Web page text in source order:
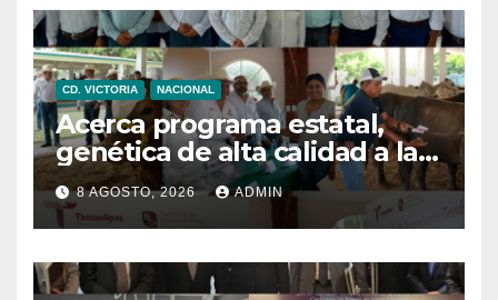
CD. VICTORIA NACIONAL
Acerca programa estatal,
genética de alta calidad a las
y los productores pecuarios
8 AGOSTO, 2026 ADMIN